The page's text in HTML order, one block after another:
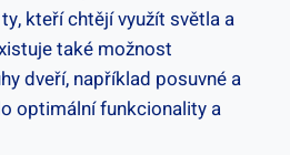
kteří chtějí využít světla a
také možnost
dveří, například posuvné a
optimální funkcionality a